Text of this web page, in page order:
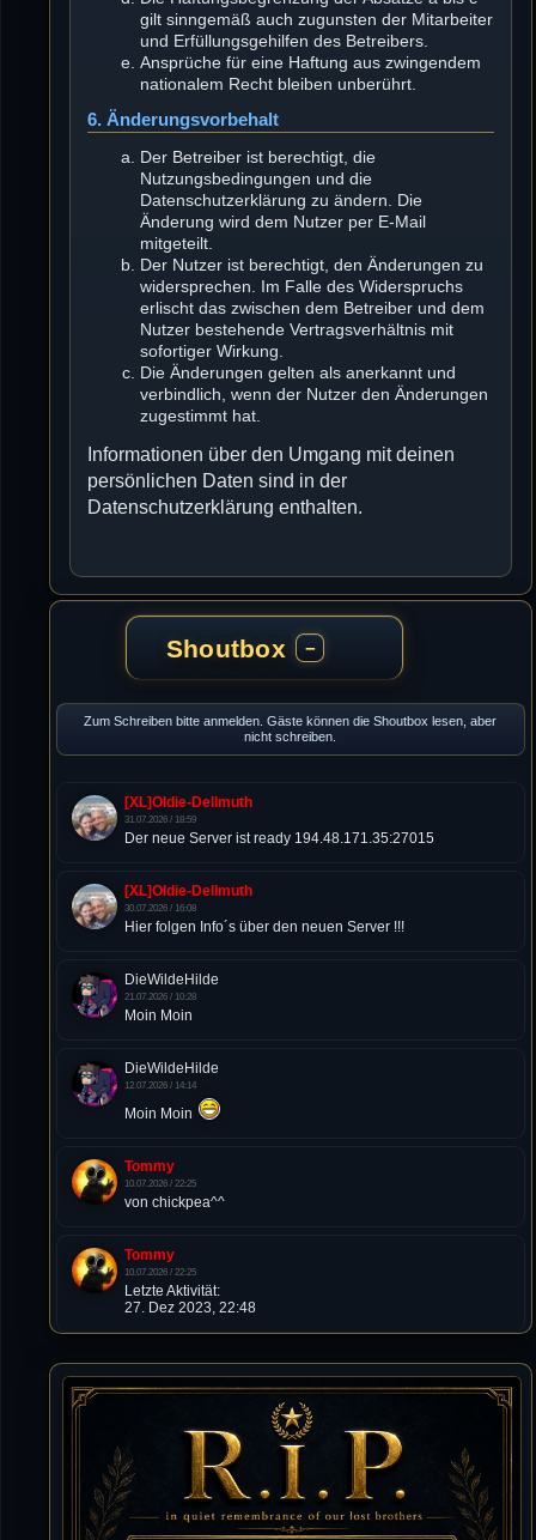
gilt sinngemäß auch zugunsten der Mitarbeiter
und Erfüllungsgehilfen des Betreibers.
Ansprüche für eine Haftung aus zwingendem
nationalem Recht bleiben unberührt.
6. Änderungsvorbehalt
Der Betreiber ist berechtigt, die
Nutzungsbedingungen und die
Datenschutzerklärung zu ändern. Die
Änderung wird dem Nutzer per E-Mail
mitgeteilt.
Der Nutzer ist berechtigt, den Änderungen zu
widersprechen. Im Falle des Widerspruchs
erlischt das zwischen dem Betreiber und dem
Nutzer bestehende Vertragsverhältnis mit
sofortiger Wirkung.
Die Änderungen gelten als anerkannt und
verbindlich, wenn der Nutzer den Änderungen
zugestimmt hat.
Informationen über den Umgang mit deinen
persönlichen Daten sind in der
Datenschutzerklärung enthalten.
Shoutbox −
Zum Schreiben bitte anmelden. Gäste können die Shoutbox lesen, aber
nicht schreiben.
[XL]Oldie-Dellmuth
31.07.2026 / 18:59
Der neue Server ist ready 194.48.171.35:27015
[XL]Oldie-Dellmuth
30.07.2026 / 16:08
Hier folgen Info´s über den neuen Server !!!
DieWildeHilde
21.07.2026 / 10:28
Moin Moin
DieWildeHilde
12.07.2026 / 14:14
Moin Moin
Tommy
10.07.2026 / 22:25
von chickpea^^
Tommy
10.07.2026 / 22:25
Letzte Aktivität:
27. Dez 2023, 22:48
DieWildeHilde
10.07.2026 / 12:48
Happy Birthday Chickpea
DieWildeHilde
10.07.2026 / 10:08
Hallo meine Lieben!